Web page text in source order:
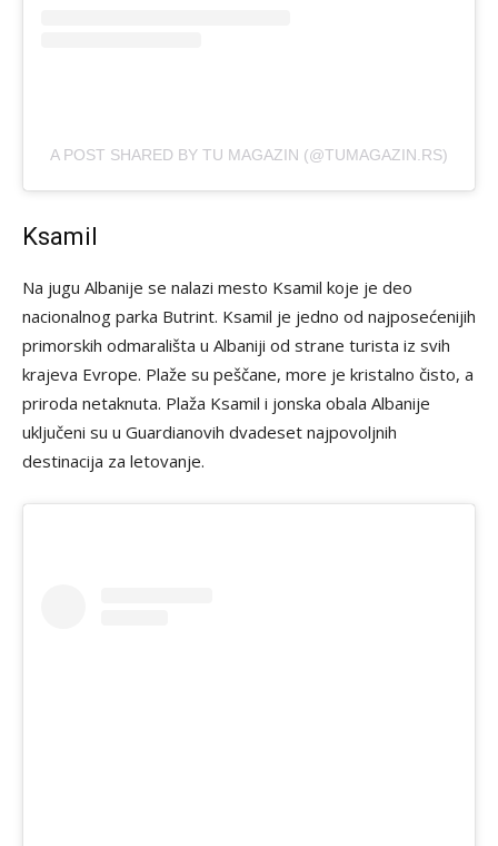
A POST SHARED BY TU MAGAZIN (@TUMAGAZIN.RS)
Ksamil
Na jugu Albanije se nalazi mesto Ksamil koje je deo
nacionalnog parka Butrint. Ksamil je jedno od najposećenijih
primorskih odmarališta u Albaniji od strane turista iz svih
krajeva Evrope. Plaže su peščane, more je kristalno čisto, a
priroda netaknuta. Plaža Ksamil i jonska obala Albanije
uključeni su u Guardianovih dvadeset najpovoljnih
destinacija za letovanje.